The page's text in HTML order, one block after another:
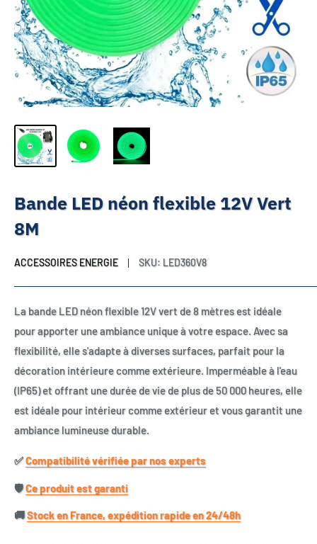
Bande LED néon flexible 12V Vert
8M
ACCESSOIRES ENERGIE SKU: LED360V8
La bande LED néon flexible 12V vert de 8 mètres est idéale
pour apporter une ambiance unique à votre espace. Avec sa
flexibilité, elle s'adapte à diverses surfaces, parfait pour la
décoration intérieure comme extérieure. Imperméable à l'eau
(IP65) et offrant une durée de vie de plus de 50 000 heures, elle
est idéale pour intérieur comme extérieur et vous garantit une
ambiance lumineuse durable.
✅​Compatibilité vérifiée par nos experts
🛡️​Ce produit est garanti
🚚​Stock en France, expédition rapide en 24/48h